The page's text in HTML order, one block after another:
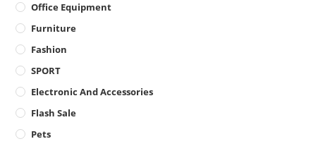
Office Equipment
Furniture
Fashion
SPORT
Electronic And Accessories
Flash Sale
Pets